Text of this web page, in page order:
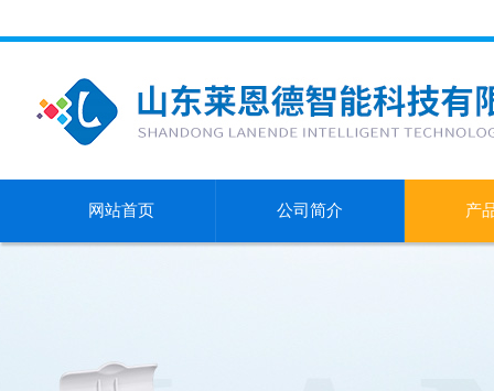
网站首页 公司简介 产